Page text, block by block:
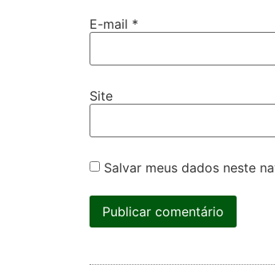
E-mail *
Site
Salvar meus dados neste